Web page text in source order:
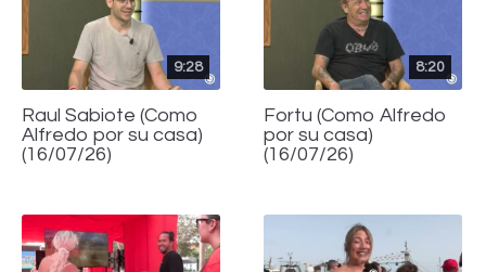
9:28
Raul Sabiote (Como
Alfredo por su casa)
(16/07/26)
8:20
Fortu (Como Alfredo
por su casa)
(16/07/26)